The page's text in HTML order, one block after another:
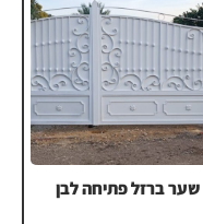
שער ברזל פתיחה לבן